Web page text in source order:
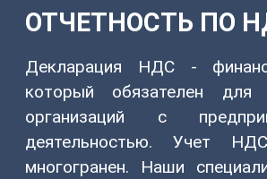
ЦКБ
37331-
от
24.01.2014г.
Youtube-
канал
Telegram-
Уникальные
ОТЧЕТНОСТЬ ПО
Декларация НДС -
который обязателен для
организаций с
деятельностью. Учет
многогранен. Наши